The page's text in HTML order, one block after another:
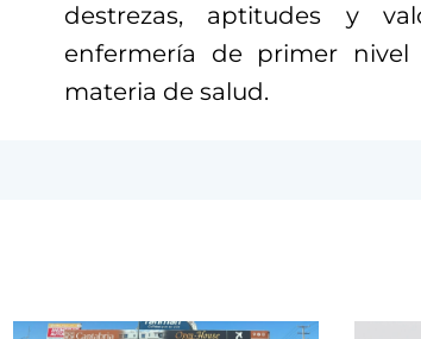
destrezas, aptitudes y
enfermería de primer
materia de salud.